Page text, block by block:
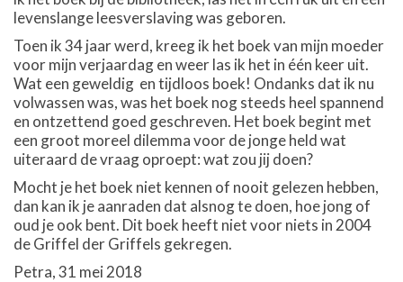
levenslange leesverslaving was geboren.
Toen ik 34 jaar werd, kreeg ik het boek van mijn moeder
voor mijn verjaardag en weer las ik het in één keer uit.
Wat een geweldig en tijdloos boek! Ondanks dat ik nu
volwassen was, was het boek nog steeds heel spannend
en ontzettend goed geschreven. Het boek begint met
een groot moreel dilemma voor de jonge held wat
uiteraard de vraag oproept: wat zou jij doen?
Mocht je het boek niet kennen of nooit gelezen hebben,
dan kan ik je aanraden dat alsnog te doen, hoe jong of
oud je ook bent. Dit boek heeft niet voor niets in 2004
de Griffel der Griffels gekregen.
Petra, 31 mei 2018